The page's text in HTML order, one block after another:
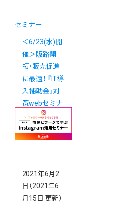
セミナー
＜6/23(水)開
催＞販路開
拓・販売促進
に最適！ 『IT導
入補助金』対
策webセミナ
ー
2021年6月2
日 （2021年6
月15日 更新）